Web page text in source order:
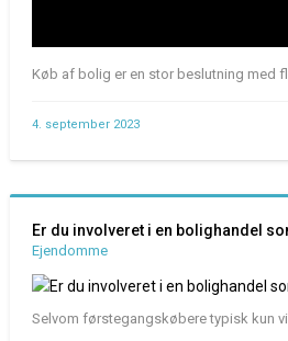
Køb af bolig er en stor beslutning med
4. september 2023
Er du involveret i en bolighandel
Ejendomme
Selvom førstegangskøbere typisk kun vil